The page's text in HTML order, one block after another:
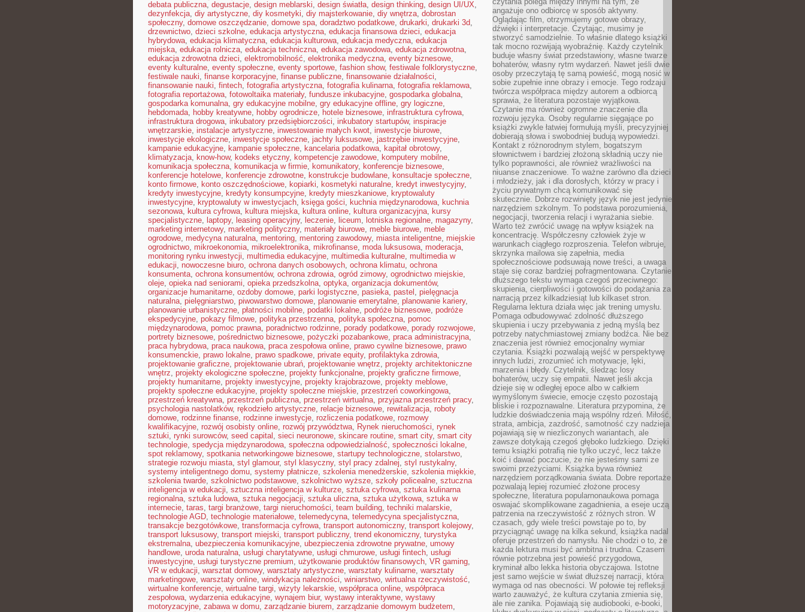
debata publiczna, degustacje, design meblarski, design światła, design thinking, design UI/UX,
dezynfekcja, diy artystyczne, diy kosmetyki, diy majsterkowanie, diy wnętrza, dobrostan
społeczny, domowe oszczędzanie, domowe spa, doradztwo podatkowe, drukarki, drukarki 3d,
drzewnictwo, dzieci szkolne, edukacja artystyczna, edukacja finansowa dzieci, edukacja
hybrydowa, edukacja klimatyczna, edukacja kulturowa, edukacja medyczna, edukacja
miejska, edukacja rolnicza, edukacja techniczna, edukacja zawodowa, edukacja zdrowotna,
edukacja zdrowotna dzieci, elektromobilność, elektronika medyczna, eventy biznesowe,
eventy kulturalne, eventy społeczne, eventy sportowe, fashion show, festiwale folklorystyczne,
festiwale nauki, finanse korporacyjne, finanse publiczne, finansowanie działalności,
finansowanie nauki, fintech, fotografia artystyczna, fotografia kulinarna, fotografia reklamowa,
fotografia reportażowa, fotowoltaika materiały, fundusze inkubacyjne, gospodarka globalna,
gospodarka komunalna, gry edukacyjne mobilne, gry edukacyjne offline, gry logiczne,
hebdomada, hobby kreatywne, hobby ogrodnicze, hotele biznesowe, infrastruktura cyfrowa,
infrastruktura drogowa, inkubatory przedsiębiorczości, inkubatory startupów, inspiracje
wnętrzarskie, instalacje artystyczne, inwestowanie małych kwot, inwestycje biurowe,
inwestycje ekologiczne, inwestycje społeczne, jachty luksusowe, jastrzębie inwestycyjne,
kampanie edukacyjne, kampanie społeczne, kancelaria podatkowa, kapitał obrotowy,
klimatyzacja, know-how, kodeks etyczny, kompetencje zawodowe, komputery mobilne,
komunikacja społeczna, komunikacja w firmie, komunikatory, konferencje biznesowe,
konferencje hotelowe, konferencje zdrowotne, konstrukcje budowlane, konsultacje społeczne,
konto firmowe, konto oszczędnościowe, kopiarki, kosmetyki naturalne, kredyt inwestycyjny,
kredyty inwestycyjne, kredyty konsumpcyjne, kredyty mieszkaniowe, kryptowaluty
inwestycyjne, kryptowaluty w inwestycjach, księga gości, kuchnia międzynarodowa, kuchnia
sezonowa, kultura cyfrowa, kultura miejska, kultura online, kultura organizacyjna, kursy
specjalistyczne, laptopy, leasing operacyjny, leczenie, liceum, lotniska regionalne, magazyny,
marketing internetowy, marketing polityczny, materiały biurowe, meble biurowe, meble
ogrodowe, medycyna naturalna, mentoring, mentoring zawodowy, miasta inteligentne, miejskie
ogrodnictwo, mikroekonomia, mikroelektronika, mikrofinanse, moda luksusowa, moderacja,
monitoring rynku inwestycji, multimedia edukacyjne, multimedia kulturalne, multimedia w
edukacji, nowoczesne biuro, ochrona danych osobowych, ochrona klimatu, ochrona
konsumenta, ochrona konsumentów, ochrona zdrowia, ogród zimowy, ogrodnictwo miejskie,
oleje, opieka nad seniorami, opieka przedszkolna, optyka, organizacja dokumentów,
organizacje humanitarne, ozdoby domowe, parki logistyczne, pasieka, pastel , pielęgnacja
naturalna, pielęgniarstwo, piwowarstwo domowe, planowanie emerytalne, planowanie kariery,
planowanie urbanistyczne, płatności mobilne, podatki lokalne, podróże biznesowe, podróże
ekspedycyjne, pokazy filmowe, polityka przestrzenna, polityka społeczna, pomoc
międzynarodowa, pomoc prawna, poradnictwo rodzinne, porady podatkowe, porady rozwojowe,
portrety biznesowe, pośrednictwo biznesowe, pożyczki pozabankowe, praca administracyjna,
praca hybrydowa, praca naukowa, praca zespołowa online, prawo cywilne biznesowe, prawo
konsumenckie, prawo lokalne, prawo spadkowe, private equity, profilaktyka zdrowia,
projektowanie graficzne, projektowanie ubrań, projektowanie wnętrz, projekty architektoniczne
wnętrz, projekty ekologiczne społeczne, projekty funkcjonalne, projekty graficzne firmowe,
projekty humanitarne, projekty inwestycyjne, projekty krajobrazowe, projekty meblowe,
projekty społeczne edukacyjne, projekty społeczne miejskie, przestrzeń coworkingowa,
przestrzeń kreatywna, przestrzeń publiczna, przestrzeń wirtualna, przyjazna przestrzeń pracy,
psychologia nastolatków, rękodzieło artystyczne, relacje biznesowe, rewitalizacja, roboty
domowe, rodzinne finanse, rodzinne inwestycje, rozliczenia podatkowe, rozmowy
kwalifikacyjne, rozwój osobisty online, rozwój przywództwa, Rynek nieruchomości, rynek
sztuki, rynki surowców, seed capital , sieci neuronowe, skincare routine, smart city, smart city
technologie, spedycja międzynarodowa, społeczna odpowiedzialność, społeczności lokalne,
spot reklamowy, spotkania networkingowe biznesowe, startupy technologiczne, stolarstwo,
strategie rozwoju miasta, styl glamour, styl klasyczny, styl pracy zdalnej, styl rustykalny,
systemy inteligentnego domu, systemy płatnicze, szkolenia menedżerskie, szkolenia miękkie,
szkolenia twarde, szkolnictwo podstawowe, szkolnictwo wyższe, szkoły policealne, sztuczna
inteligencja w edukacji, sztuczna inteligencja w kulturze, sztuka cyfrowa, sztuka kulinarna
regionalna, sztuka ludowa, sztuka negocjacji, sztuka uliczna, sztuka użytkowa, sztuka w
internecie, taras, targi branżowe, targi nieruchomości, team building, techniki malarskie,
technologie AGD, technologie materiałowe, telemedycyna, telemedycyna specjalistyczna,
transakcje bezgotówkowe, transformacja cyfrowa, transport autonomiczny, transport kolejowy,
transport luksusowy, transport miejski, transport publiczny, trend ekonomiczny, turystyka
ekstremalna, ubezpieczenia komunikacyjne, ubezpieczenia zdrowotne prywatne, umowy
handlowe, uroda naturalna, usługi charytatywne, usługi chmurowe, usługi fintech, usługi
inwestycyjne, usługi turystyczne premium, użytkowanie produktów finansowych, VR gaming,
VR w edukacji, warsztat domowy, warsztaty artystyczne, warsztaty kulinarne, warsztaty
marketingowe, warsztaty online, windykacja należności, winiarstwo, wirtualna rzeczywistość,
wirtualne konferencje, wirtualne targi, wizyty lekarskie, współpraca online, współpraca
zespołowa, wydarzenia edukacyjne, wynajem biur, wystawy interaktywne, wystawy
motoryzacyjne, zabawa w domu, zarządzanie biurem, zarządzanie domowym budżetem,
angażuje ono odbiorcę w sposób aktywny.
Oglądając film, otrzymujemy gotowe obrazy,
dźwięki i interpretacje. Czytając, musimy je
stworzyć samodzielnie. To właśnie dlatego książki
tak mocno rozwijają wyobraźnię. Każdy czytelnik
buduje własny świat przedstawiony, własne twarze
bohaterów, własny rytm wydarzeń. Nawet jeśli dwie
osoby przeczytają tę samą powieść, mogą nosić w
sobie zupełnie inne obrazy i emocje. Tego rodzaju
twórcza współpraca między autorem a odbiorcą
sprawia, że literatura pozostaje wyjątkowa.
Czytanie ma również ogromne znaczenie dla
rozwoju języka. Osoby regularnie sięgające po
książki zwykle łatwiej formułują myśli, precyzyjniej
dobierają słowa i swobodniej budują wypowiedzi.
Kontakt z różnorodnym stylem, bogatszym
słownictwem i bardziej złożoną składnią uczy nie
tylko poprawności, ale również wrażliwości na
niuanse znaczeniowe. To ważne zarówno dla dzieci
i młodzieży, jak i dla dorosłych, którzy w pracy i
życiu prywatnym chcą komunikować się
skutecznie. Dobrze rozwinięty język nie jest jedynie
narzędziem szkolnym. To podstawa porozumienia,
negocjacji, tworzenia relacji i wyrażania siebie.
Warto też zwrócić uwagę na wpływ książek na
koncentrację. Współczesny człowiek żyje w
warunkach ciągłego rozproszenia. Telefon wibruje,
skrzynka mailowa się zapełnia, media
społecznościowe podsuwają nowe treści, a uwaga
staje się coraz bardziej pofragmentowana. Czytanie
dłuższego tekstu wymaga czegoś przeciwnego:
skupienia, cierpliwości i gotowości do podążania za
narracją przez kilkadziesiąt lub kilkaset stron.
Regularna lektura działa więc jak trening umysłu.
Pomaga odbudowywać zdolność dłuższego
skupienia i uczy przebywania z jedną myślą bez
potrzeby natychmiastowej zmiany bodźca. Nie bez
znaczenia jest również emocjonalny wymiar
czytania. Książki pozwalają wejść w perspektywę
innych ludzi, zrozumieć ich motywacje, lęki,
marzenia i błędy. Czytelnik, śledząc losy
bohaterów, uczy się empatii. Nawet jeśli akcja
dzieje się w odległej epoce albo w całkiem
wymyślonym świecie, emocje często pozostają
bliskie i rozpoznawalne. Literatura przypomina, że
ludzkie doświadczenia mają wspólny rdzeń. Miłość,
strata, ambicja, zazdrość, samotność czy nadzieja
pojawiają się w niezliczonych wariantach, ale
zawsze dotykają czegoś głęboko ludzkiego. Dzięki
temu książki potrafią nie tylko uczyć, lecz także
koić i dawać poczucie, że nie jesteśmy sami ze
swoimi przeżyciami. Książka bywa również
narzędziem porządkowania świata. Dobre reportaże
pozwalają lepiej rozumieć złożone procesy
społeczne, literatura popularnonaukowa pomaga
oswajać skomplikowane zagadnienia, a eseje uczą
patrzenia na rzeczywistość z różnych stron. W
czasach, gdy wiele treści powstaje po to, by
przyciągnąć uwagę na kilka sekund, książka nadal
oferuje przestrzeń do namysłu. Nie chodzi o to, że
każda lektura musi być ambitna i trudna. Czasem
równie potrzebna jest powieść przygodowa,
kryminał albo lekka historia obyczajowa. Istotne
jest samo wejście w świat dłuższej narracji, która
wymaga od nas obecności. W połowie tej refleksji
warto zauważyć, że kultura czytania zmienia się,
ale nie zanika. Pojawiają się audiobooki, e-booki,